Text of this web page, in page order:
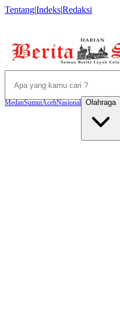
Tentang|Indeks|Redaksi
MedanSumutAcehNasional Olahraga